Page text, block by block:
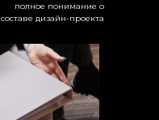
полное понимание о
составе дизайн-проекта